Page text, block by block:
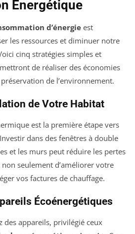
Énergétique
d’énergieest
les ressources et diminuer notre
cinq stratégies simples et
de réaliser des économies
de l’environnement.
de Votre Habitat
est la première étape vers
dans des fenêtres à double
et les murs peut réduire les pertes
seulement d’améliorer votre
vos factures de chauffage.
Écoénergétiques
des appareils, privilégié ceux